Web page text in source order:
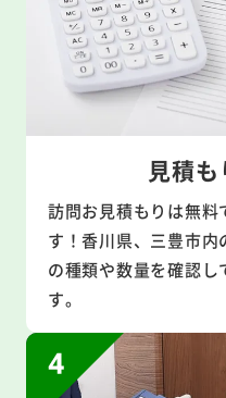
見積も
訪問お見積もりは無料
す！香川県、三豊市
の種類や数量を確認し
す。